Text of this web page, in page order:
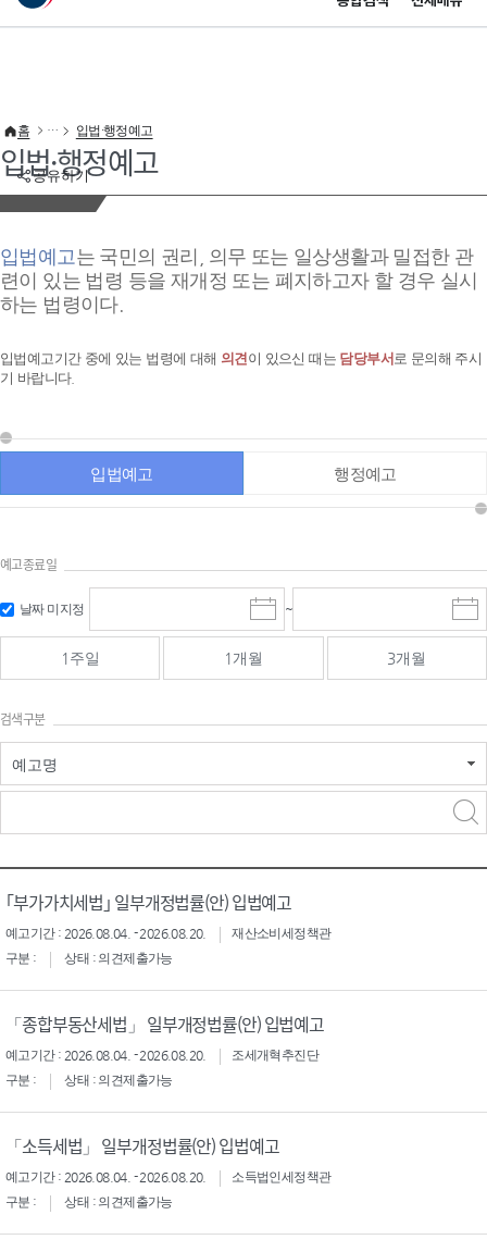
이 누리집은 대한민국 공식 전자정부 누리집입니다.
공유하기
홈 입법·행정예고
입법·행정예고
입법예고는 국민의 권리, 의무 또는 일상생활과 밀접한 관
련이 있는 법령 등을 재개정 또는 폐지하고자 할 경우 실시
하는 법령이다.
입법예고기간 중에 있는 법령에 대해 의견이 있으신 때는 담당부서 로 문의해 주시
기 바랍니다.
입법예고 행정예고
예고종료일
날짜 미지정
시
작
일
선
~
종
료
선
1주일 1개월 3개월
검색구분
예고명
｢부가가치세법｣ 일부개정법률(안) 입법예고
예고기간 : 2026.08.04. - 2026.08.20.
재산소비세정책관
구분 :
상태 : 의견제출가능
「종합부동산세법」 일부개정법률(안) 입법예고
예고기간 : 2026.08.04. - 2026.08.20.
조세개혁추진단
구분 :
상태 : 의견제출가능
「소득세법」 일부개정법률(안) 입법예고
예고기간 : 2026.08.04. - 2026.08.20.
소득법인세정책관
구분 :
상태 : 의견제출가능